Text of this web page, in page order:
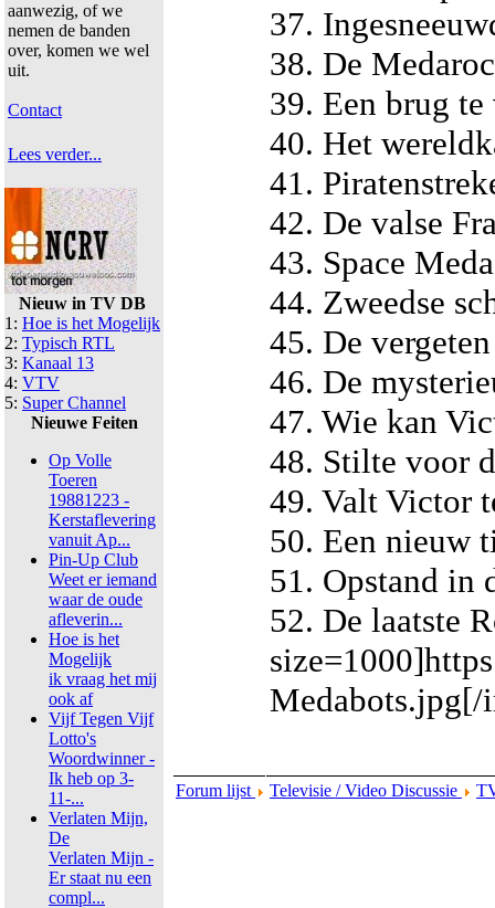
aanwezig, of we
nemen de banden
over, komen we wel
uit.
Contact
Lees verder...
Nieuw in TV DB
1: Hoe is het Mogelijk
2: Typisch RTL
3: Kanaal 13
4: VTV
5: Super Channel
Nieuwe Feiten
Op Volle
Toeren
19881223 -
Kerstaflevering
vanuit Ap...
Pin-Up Club
Weet er iemand
waar de oude
afleverin...
Hoe is het
Mogelijk
ik vraag het mij
ook af
Vijf Tegen Vijf
Lotto's
Woordwinner -
Ik heb op 3-
11-...
Verlaten Mijn,
De
Verlaten Mijn -
Er staat nu een
compl...
37.
38. De
39. Een brug te
40. Het
41.
42. De valse
43. Space
44. Zweedse
45. De
46. De
47. Wie kan
48. Stilte voor
49. Valt Victor
50. Een nieuw
51. Opstand in
52. De laatste
Medabots.jpg[/
Forum lijst Televisie / Video Discussie